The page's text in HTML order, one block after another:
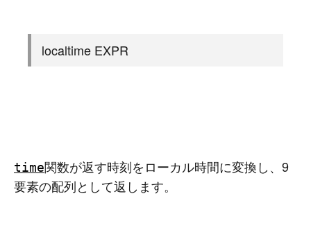
localtime EXPR
time関数が返す時刻をローカル時間に変換し、9
要素の配列として返します。